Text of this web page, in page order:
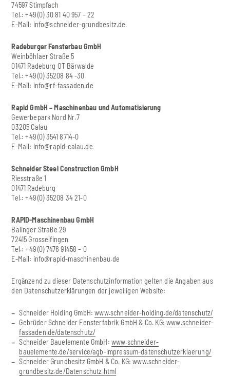
74597 Stimpfach
Tel.: +49 (0) 30 81 40 957 – 22
E-Mail: info@schneider-grundbesitz.de
Radeburger Fensterbau GmbH
Weinböhlaer Straße 5
01471 Radeburg OT Bärwalde
Tel.: +49 (0) 35208 84 -30
E-Mail: info@rf-fassaden.de
Rapid GmbH – Maschinenbau und Automatisierung
Gewerbepark Nord Nr.7
03205 Calau
Tel.: +49 (0) 3541 8714-0
E-Mail: info@rapid-calau.de
Schneider Steel Construction GmbH
Riesstraße 1
01471 Radeburg
Tel.: +49 (0) 35208 34 21-0
RAPID-Maschinenbau GmbH
Balinger Straße 29
72415 Grosselfingen
Tel.: +49 (0) 7476 91458 – 0
E-Mail: info@rapid-maschinenbau.de
Ergänzend zu dieser Datenschutzinformation gelten die Angaben aus
den Datenschutzerklärungen der jeweiligen Website:
Schneider Holding GmbH:www.schneider-holding.de/datenschutz/
Gebrüder Schneider Fensterfabrik GmbH & Co. KG:www.schneider-
fassaden.de/datenschutz/
Schneider Bauelemente GmbH: www.schneider-
bauelemente.de/service/agb-impressum-datenschutzerklaerung/
Schneider Grundbesitz GmbH & Co. KG:www.schneider-
grundbesitz.de/Datenschutz.html